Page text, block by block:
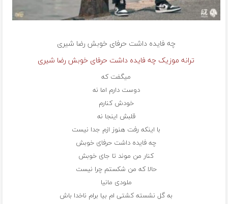
چه فایده داشت حرفای خوبش رضا شیری
ترانه موزیک چه فایده داشت حرفای خوبش رضا شیری
میگفت که
دوست دارم اما نه
خودش کنارم
قلبش اینجا نه
با اینکه رفت هنوز ازم جدا نیست
چه فایده داشت حرفای خوبش
کنار من موند تا جای خوبش
حالا که من شکستم چرا نیست
ملودی مانیا
به گل نشسته کشتی ام بیا برام ناخدا باش